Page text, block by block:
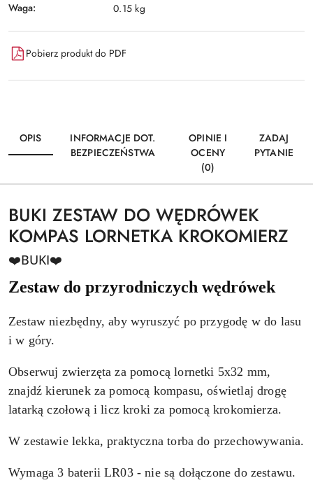
Waga: 0.15 kg
Pobierz produkt do PDF
OPIS
INFORMACJE DOT.
BEZPIECZEŃSTWA
OPINIE I
OCENY
(0)
ZADAJ
PYTANIE
BUKI ZESTAW DO WĘDRÓWEK
KOMPAS LORNETKA KROKOMIERZ
❤️BUKI❤️
Zestaw do przyrodniczych wędrówek
Zestaw niezbędny, aby wyruszyć po przygodę w do lasu
i w góry.
Obserwuj zwierzęta za pomocą lornetki 5x32 mm,
znajdź kierunek za pomocą kompasu, oświetlaj drogę
latarką czołową i licz kroki za pomocą krokomierza.
W zestawie lekka, praktyczna torba do przechowywania.
Wymaga 3 baterii LR03 - nie są dołączone do zestawu.